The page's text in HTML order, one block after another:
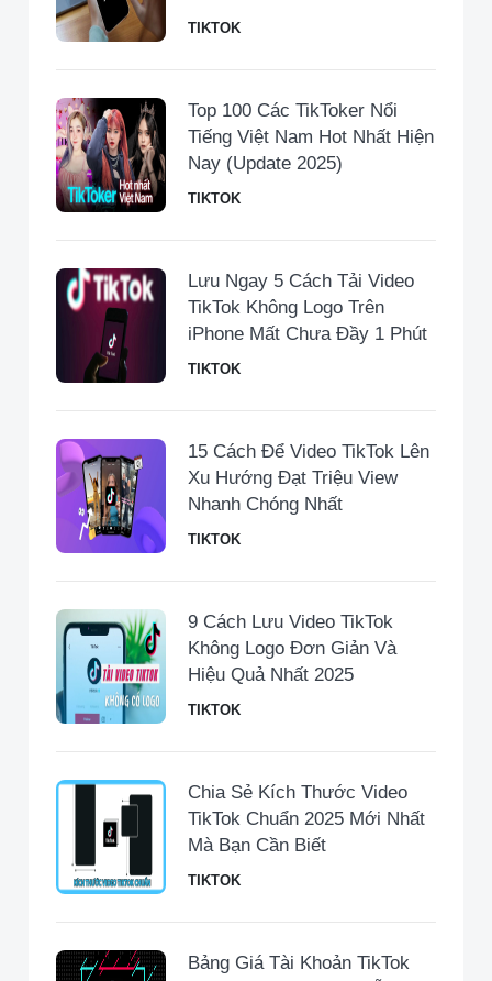
TIKTOK
Top 100 Các TikToker Nổi
Tiếng Việt Nam Hot Nhất Hiện
Nay (Update 2025)
TIKTOK
Lưu Ngay 5 Cách Tải Video
TikTok Không Logo Trên
iPhone Mất Chưa Đầy 1 Phút
TIKTOK
15 Cách Để Video TikTok Lên
Xu Hướng Đạt Triệu View
Nhanh Chóng Nhất
TIKTOK
9 Cách Lưu Video TikTok
Không Logo Đơn Giản Và
Hiệu Quả Nhất 2025
TIKTOK
Chia Sẻ Kích Thước Video
TikTok Chuẩn 2025 Mới Nhất
Mà Bạn Cần Biết
TIKTOK
Bảng Giá Tài Khoản TikTok